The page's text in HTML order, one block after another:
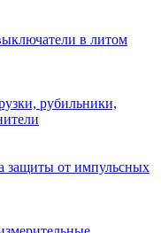
в литом
рубильники,
защиты от импульсных